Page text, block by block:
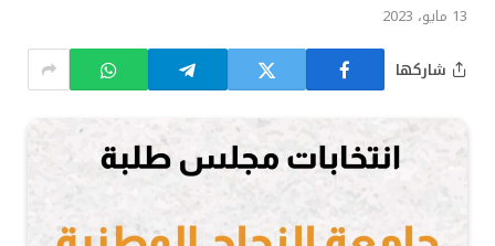
13 مايو، 2023
شاركها